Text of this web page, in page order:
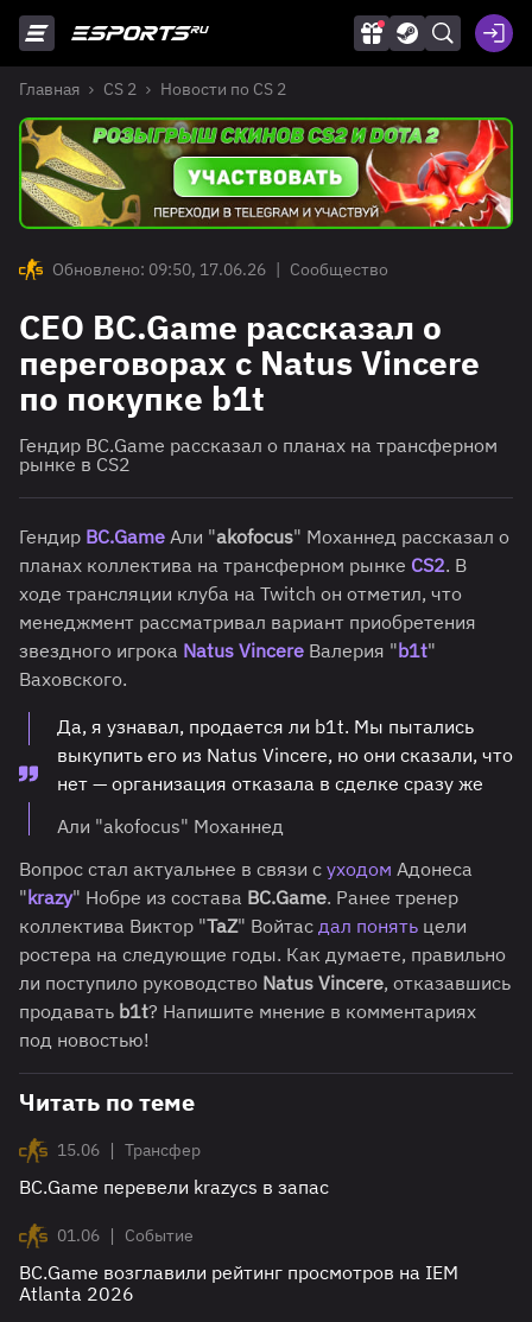
Главная CS 2 Новости по CS 2
Обновлено: 09:50, 17.06.26 | Сообщество
CEO BC.Game рассказал о
переговорах с Natus Vincere
по покупке b1t
Гендир BC.Game рассказал о планах на трансферном
рынке в CS2
Гендир BC.Game Али "akofocus" Моханнед рассказал о
планах коллектива на трансферном рынке CS2. В
ходе трансляции клуба на Twitch он отметил, что
менеджмент рассматривал вариант приобретения
звездного игрока Natus Vincere Валерия "b1t"
Ваховского.
Да, я узнавал, продается ли b1t. Мы пытались
выкупить его из Natus Vincere, но они сказали, что
нет — организация отказала в сделке сразу же
Али "akofocus" Моханнед
Вопрос стал актуальнее в связи с уходом Адонеса
"krazy" Нобре из состава BC.Game. Ранее тренер
коллектива Виктор "TaZ" Войтас дал понять цели
ростера на следующие годы. Как думаете, правильно
ли поступило руководство Natus Vincere, отказавшись
продавать b1t? Напишите мнение в комментариях
под новостью!
Читать по теме
15.06 | Трансфер
BC.Game перевели krazycs в запас
01.06 | Событие
BC.Game возглавили рейтинг просмотров на IEM
Atlanta 2026